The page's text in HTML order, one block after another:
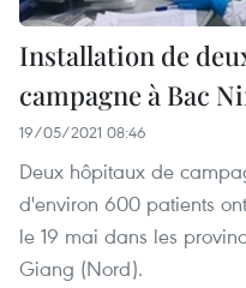
Installation de
campagne à Bac
19/05/2021 08:46
Deux hôpitaux de
d'environ 600 patients
le 19 mai dans les
Giang (Nord).